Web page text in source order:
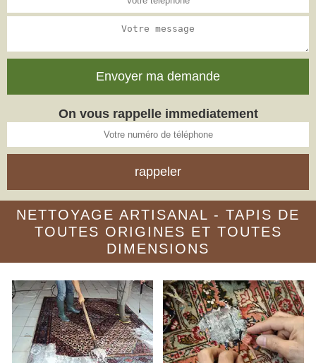
On vous rappelle immediatement
NETTOYAGE ARTISANAL - TAPIS DE
TOUTES ORIGINES ET TOUTES
DIMENSIONS